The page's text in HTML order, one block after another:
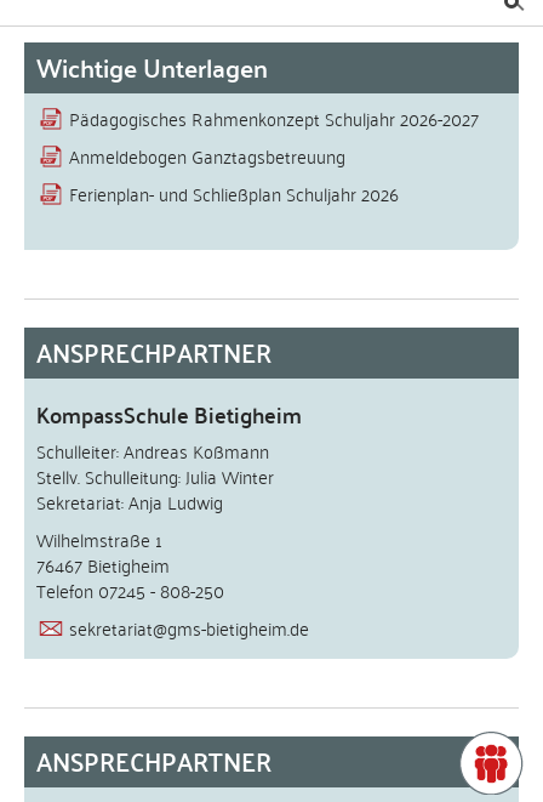
Wichtige Unterlagen
Pädagogisches Rahmenkonzept Schuljahr 2026-2027
Anmeldebogen Ganztagsbetreuung
Ferienplan- und Schließplan Schuljahr 2026
ANSPRECHPARTNER
KompassSchule Bietigheim
Schulleiter: Andreas Koßmann
Stellv. Schulleitung: Julia Winter
Sekretariat: Anja Ludwig
Wilhelmstraße 1
76467 Bietigheim
Telefon 07245 - 808-250
sekretariat@gms-bietigheim.de
ANSPRECHPARTNER